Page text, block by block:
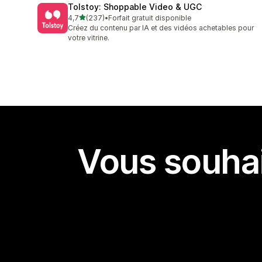
Tolstoy: Shoppable Video & UGC
4,7étoile(s) sur 5
(237)
237 avis au total
•Forfait gratuit disponible
Créez du contenu par IA et des vidéos achetables pour
votre vitrine.
Vous